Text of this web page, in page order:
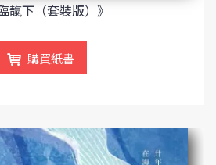
靝下（套裝版）》
購買紙書